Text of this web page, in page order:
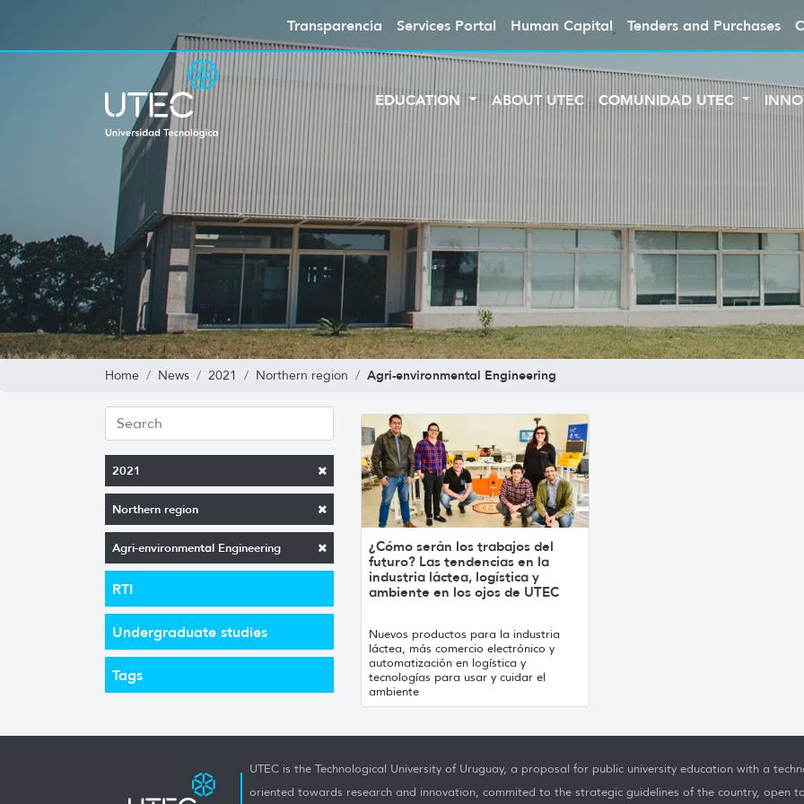
Transparencia Services Portal Human Capital Tenders and Purchases
EDUCATION ABOUT UTEC COMUNIDAD UTEC
Home News 2021 Northern region Agri-environmental Engineering
2021
Northern region
Agri-environmental Engineering
RTI
Undergraduate studies
Tags
¿Cómo serán los trabajos del
futuro? Las tendencias en la
industria láctea, logística y
ambiente en los ojos de UTEC
Nuevos productos para la industria
láctea, más comercio electrónico y
automatización en logística y
tecnologías para usar y cuidar el
ambiente
UTEC is the Technological University of Uruguay, a proposal for public university education with a
oriented towards research and innovation, commited to the strategic guidelines of the country, open